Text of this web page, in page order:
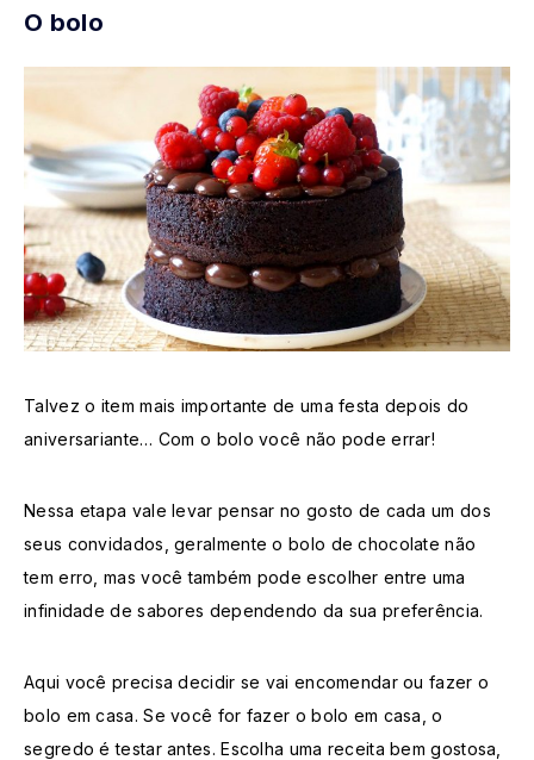
O bolo
Talvez o item mais importante de uma festa depois do
aniversariante… Com o bolo você não pode errar!
Nessa etapa vale levar pensar no gosto de cada um dos
seus convidados, geralmente o bolo de chocolate não
tem erro, mas você também pode escolher entre uma
infinidade de sabores dependendo da sua preferência.
Aqui você precisa decidir se vai encomendar ou fazer o
bolo em casa. Se você for fazer o bolo em casa, o
segredo é testar antes. Escolha uma receita bem gostosa,